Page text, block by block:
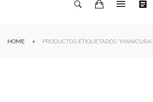
HOME PRODUCTOS ETIQUETADOS “MANICURA”